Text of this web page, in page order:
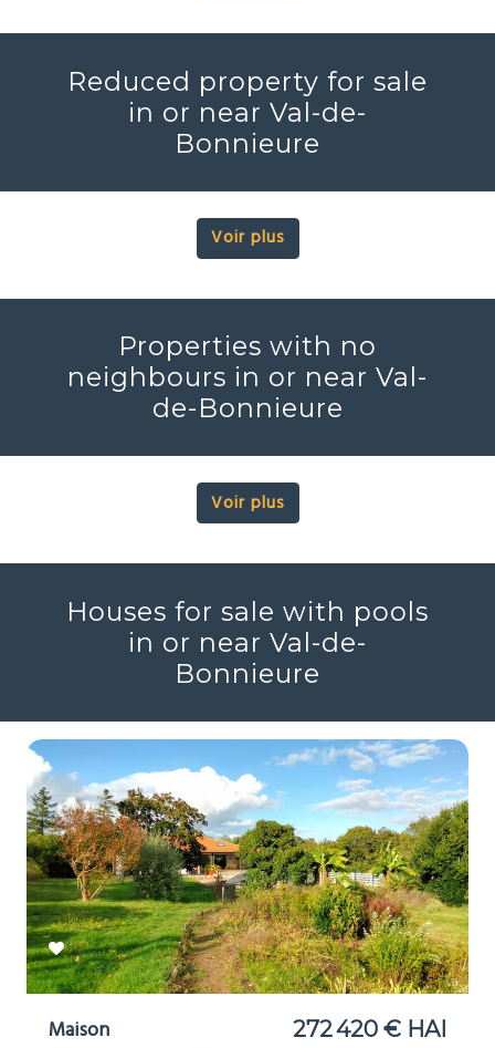
Reduced property for sale
in or near Val-de-
Bonnieure
Voir plus
Properties with no
neighbours in or near Val-
de-Bonnieure
Voir plus
Houses for sale with pools
in or near Val-de-
Bonnieure
Maison 272 420 € HAI